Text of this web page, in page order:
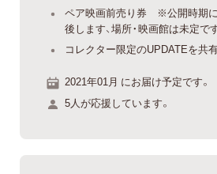
ペア映画前売り券 ※公開時期
後します、場所・映画館は未定で
コレクター限定のUPDATEを共
2021年01月 にお届け予定です。
5人が応援しています。